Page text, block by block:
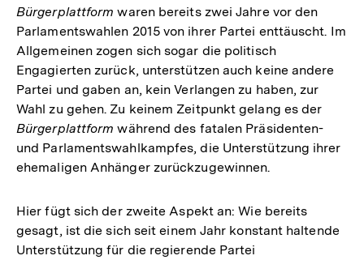
Bürgerplattform waren bereits zwei Jahre vor den
Parlamentswahlen 2015 von ihrer Partei enttäuscht. Im
Allgemeinen zogen sich sogar die politisch
Engagierten zurück, unterstützen auch keine andere
Partei und gaben an, kein Verlangen zu haben, zur
Wahl zu gehen. Zu keinem Zeitpunkt gelang es der
Bürgerplattform während des fatalen Präsidenten-
und Parlamentswahlkampfes, die Unterstützung ihrer
ehemaligen Anhänger zurückzugewinnen.
Hier fügt sich der zweite Aspekt an: Wie bereits
gesagt, ist die sich seit einem Jahr konstant haltende
Unterstützung für die regierende Partei